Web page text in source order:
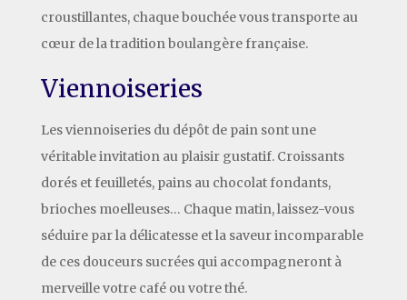
croustillantes, chaque bouchée vous transporte au
cœur de la tradition boulangère française.
Viennoiseries
Les viennoiseries du dépôt de pain sont une
véritable invitation au plaisir gustatif. Croissants
dorés et feuilletés, pains au chocolat fondants,
brioches moelleuses… Chaque matin, laissez-vous
séduire par la délicatesse et la saveur incomparable
de ces douceurs sucrées qui accompagneront à
merveille votre café ou votre thé.